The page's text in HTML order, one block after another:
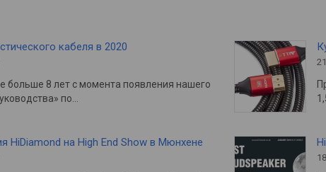
кабеля в 2020
больше 8 лет с момента появления нашего
по…
HiDiamond на High End Show в Мюнхене